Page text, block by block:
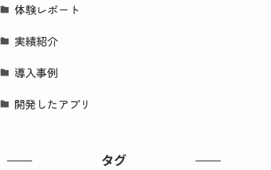
体験レポート
実績紹介
導入事例
開発したアプリ
タグ